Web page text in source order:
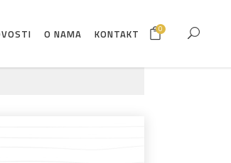
O NAMA KONTAKT 0